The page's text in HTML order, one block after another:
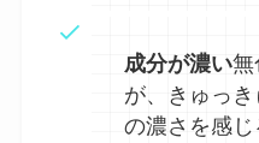
成分が濃い無
が、きゅっ
の濃さを感じ